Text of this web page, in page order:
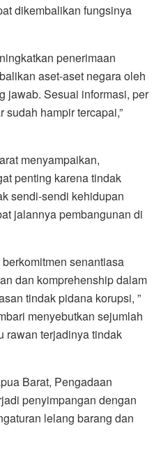
dikembalikan fungsinya
penerimaan
aset-aset negara oleh
jawab. Sesuai informasi, per
sudah hampir tercapai,”
menyampaikan,
penting karena tindak
sendi-sendi kehidupan
jalannya pembangunan di
senantiasa
dan komprehenship dalam
tindak pidana korupsi, ”
menyebutkan sejumlah
rawan terjadinya tindak
Barat, Pengadaan
penyimpangan dengan
lelang barang dan